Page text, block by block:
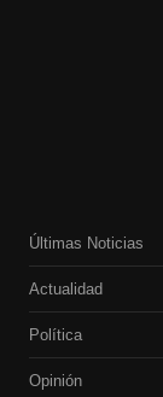
Últimas Noticias
Actualidad
Política
Opinión